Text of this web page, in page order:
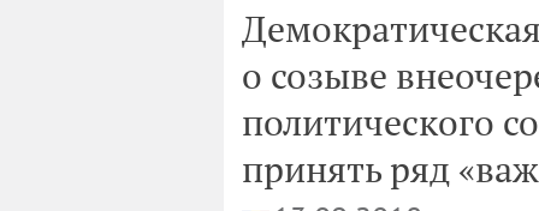
о созыве
политического
принять ряд